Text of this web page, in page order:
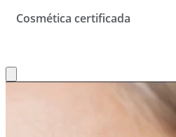
Cosmética certificada